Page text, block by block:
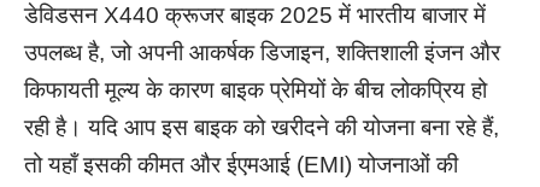
डेविडसन X440 क्रूजर बाइक 2025 में भारतीय बाजार में
उपलब्ध है, जो अपनी आकर्षक डिजाइन, शक्तिशाली इंजन और
किफायती मूल्य के कारण बाइक प्रेमियों के बीच लोकप्रिय हो
रही है।यदि आप इस बाइक को खरीदने की योजना बना रहे हैं,
तो यहाँ इसकी कीमत और ईएमआई (EMI) योजनाओं की